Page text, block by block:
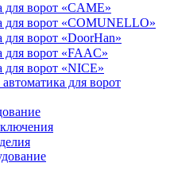
ворот «CAME»
для ворот «COMUNELLO»
ворот «DoorHan»
ворот «FAAC»
ворот «NICE»
для ворот